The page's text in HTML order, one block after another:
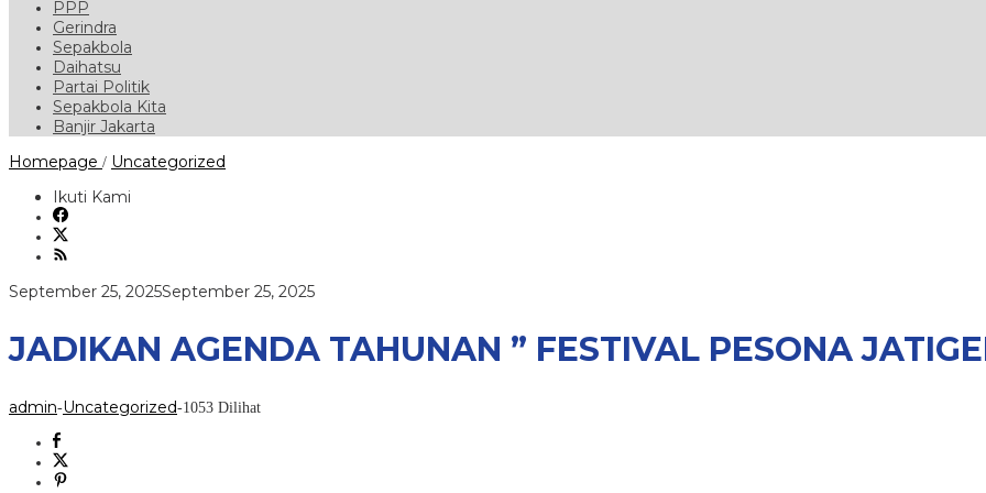
PPP
Gerindra
Sepakbola
Daihatsu
Partai Politik
Sepakbola Kita
Banjir Jakarta
Homepage / Uncategorized
Ikuti Kami
September 25, 2025September 25, 2025oleh
JADIKAN AGENDA TAHUNAN ” FESTIVAL PESONA
admin-Uncategorized-1053 Dilihat